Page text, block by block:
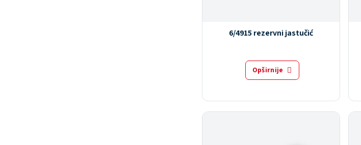
6/4915 rezervni jastučić
Opširnije